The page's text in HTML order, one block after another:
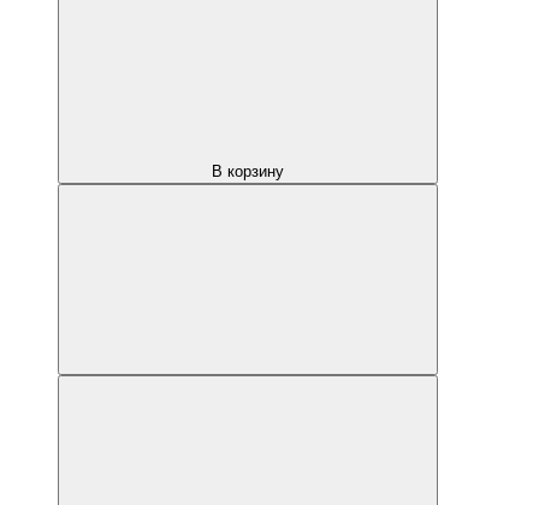
В корзину